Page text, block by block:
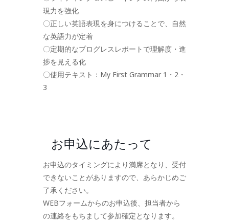
現力を強化
〇正しい英語表現を身につけることで、自然
な英語力が定着
〇定期的なプログレスレポートで理解度・進
捗を見える化
〇使用テキスト：My First Grammar 1・2・
3
お申込にあたって
お申込のタイミングにより満席となり、受付
できないことがありますので、あらかじめご
了承ください。
WEBフォームからのお申込後、担当者から
の連絡をもちまして参加確定となります。